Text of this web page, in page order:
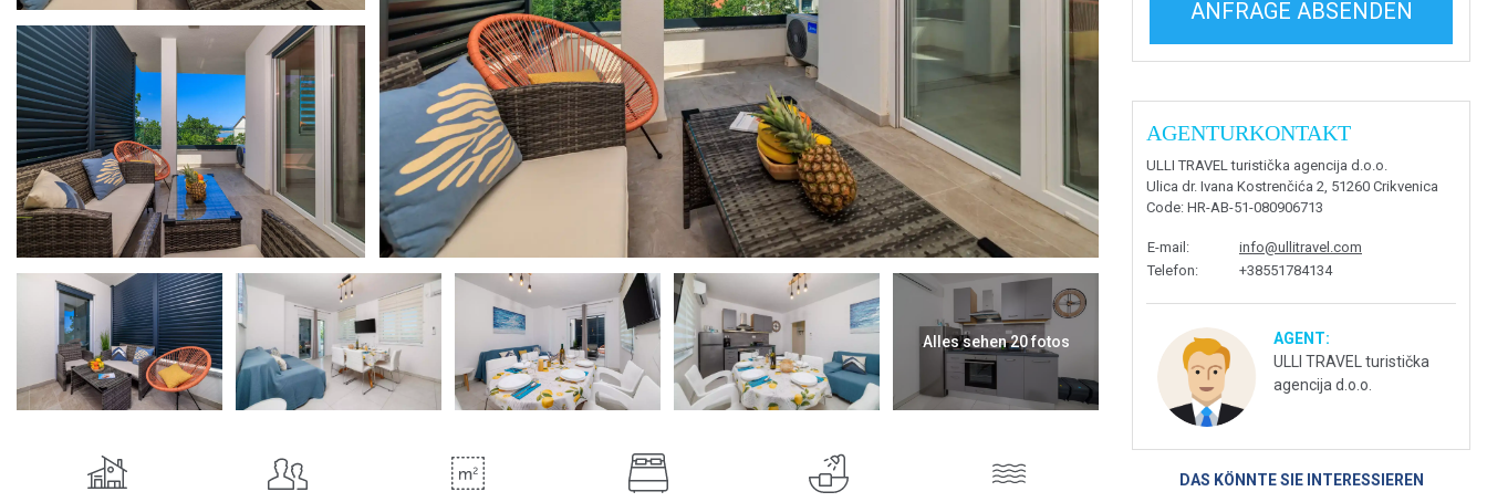
Alles sehen 20 fotos
ANFRAGE ABSENDEN
AGENTURKONTAKT
ULLI TRAVEL turistička agencija d.o.o.
Ulica dr. Ivana Kostrenčića 2, 51260 Crikvenica
Code: HR-AB-51-080906713
E-mail :
info@ullitravel.com
Telefon: +38551784134
AGENT:
ULLI TRAVEL turistička
agencija d.o.o.
DAS KÖNNTE SIE INTERESSIEREN